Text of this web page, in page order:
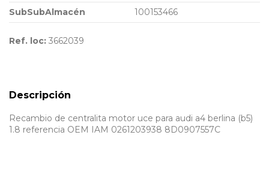
SubSubAlmacén
100153466
Ref. loc: 3662039
Descripción
Recambio de centralita motor uce para audi a4 berlina (b5)
1.8 referencia OEM IAM 0261203938 8D0907557C